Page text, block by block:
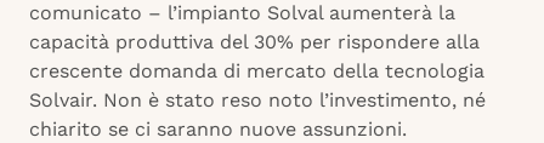
comunicato – l’impianto Solval aumenterà la
capacità produttiva del 30% per rispondere alla
crescente domanda di mercato della tecnologia
Solvair. Non è stato reso noto l’investimento, né
chiarito se ci saranno nuove assunzioni.